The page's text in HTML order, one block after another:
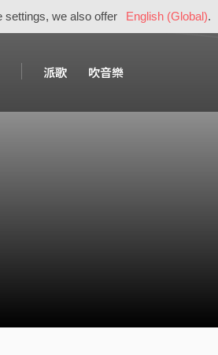
settings, we also offer English (Global).
派歌 吹音樂